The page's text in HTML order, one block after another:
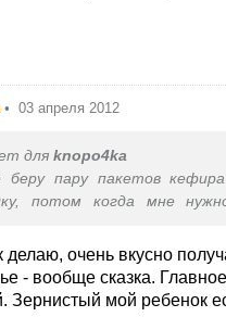
• 03 апреля 2012
для knopo4ka
пару пакетов
потом когда мне
вечером, на утро он
мой
делаю, очень вкусно
- вообще сказка.
Зернистый мой ребенок